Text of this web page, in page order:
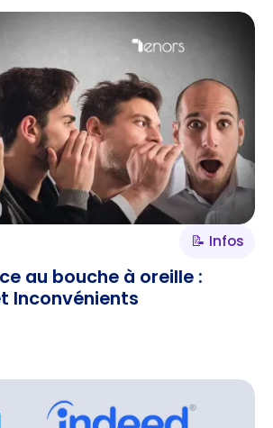
📝 Infos
au bouche à oreille :
Inconvénients